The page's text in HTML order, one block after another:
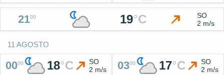
2100 19°C
SO
2 m/s
11 AGOSTO
0000 18°C
SO
2 m/s
0300 17°C
SO
2 m/s